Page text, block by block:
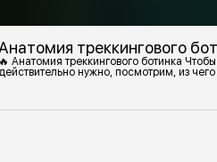
треккингового
🔥 Анатомия треккингового ботинка
нужно, посмотрим, из чего